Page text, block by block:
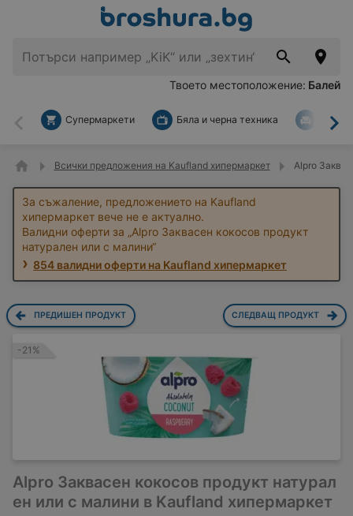
Твоето местоположение: Балей
Назад
Супермаркети Бяла и черна техника За
Всички предложения на Kaufland хипермаркет Alpro
За съжаление, предложението на Kaufland
хипермаркет вече не е актуално.
Валидни оферти за „Alpro Заквасен кокосов продукт
натурален или с малини“
854 валидни оферти на Kaufland хипермаркет
ПРЕДИШЕН ПРОДУКТ СЛЕДВАЩ ПРОДУКТ
-21%
Alpro Заквасен кокосов продукт натурал
ен или с малини в Kaufland хипермаркет